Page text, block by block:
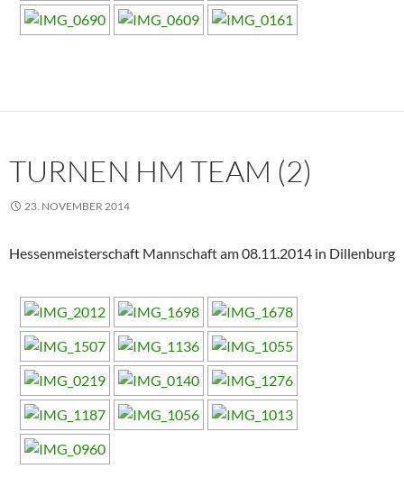
TURNEN HM TEAM (2)
23. NOVEMBER 2014
Hessenmeisterschaft Mannschaft am 08.11.2014 in Dillenburg